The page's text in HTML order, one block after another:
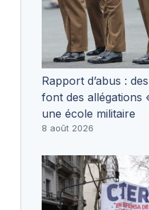
Rapport d’abus :
font des allégations
une école militaire
8 août 2026